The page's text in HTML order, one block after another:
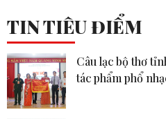
TIN TIÊU ĐIỂM
Câu lạc bộ thơ
tác phẩm phổ